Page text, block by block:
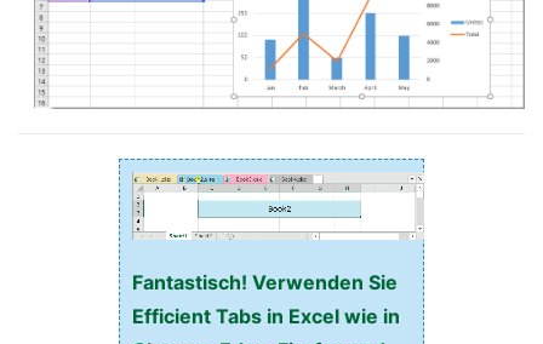
Fantastisch! Verwenden Sie
Efficient Tabs in Excel wie in